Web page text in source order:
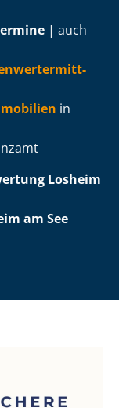
| auch
in
Losheim
am See